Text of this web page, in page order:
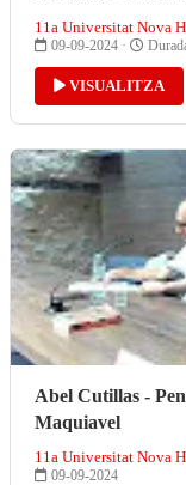
11a Universitat Nova
09-09-2024 ·
VISUALITZA
Abel Cutillas -
Maquiavel
11a Universitat Nova
09-09-2024